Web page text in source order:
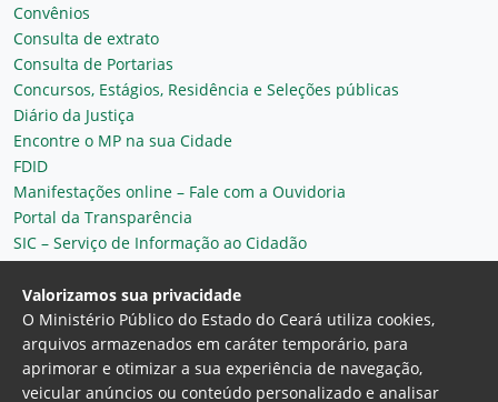
Convênios
Consulta de extrato
Consulta de Portarias
Concursos, Estágios, Residência e Seleções públicas
Diário da Justiça
Encontre o MP na sua Cidade
FDID
Manifestações online – Fale com a Ouvidoria
Portal da Transparência
SIC – Serviço de Informação ao Cidadão
Plantão MP do Ceará
Secretaria Geral
Valorizamos sua privacidade
O Ministério Público do Estado do Ceará utiliza cookies,
arquivos armazenados em caráter temporário, para
aprimorar e otimizar a sua experiência de navegação,
veicular anúncios ou conteúdo personalizado e analisar